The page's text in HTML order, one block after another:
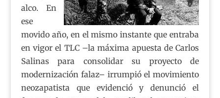
alco. En
ese
movido año, en el mismo instante que entraba
en vigor el TLC –la máxima apuesta de Carlos
Salinas para consolidar su proyecto de
modernización falaz– irrumpió el movimiento
neozapatista que evidenció y denunció el